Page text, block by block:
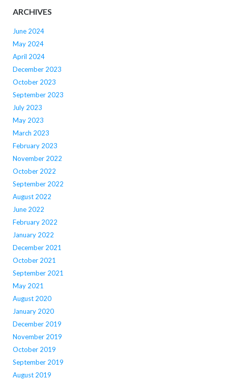
ARCHIVES
June 2024
May 2024
April 2024
December 2023
October 2023
September 2023
July 2023
May 2023
March 2023
February 2023
November 2022
October 2022
September 2022
August 2022
June 2022
February 2022
January 2022
December 2021
October 2021
September 2021
May 2021
August 2020
January 2020
December 2019
November 2019
October 2019
September 2019
August 2019